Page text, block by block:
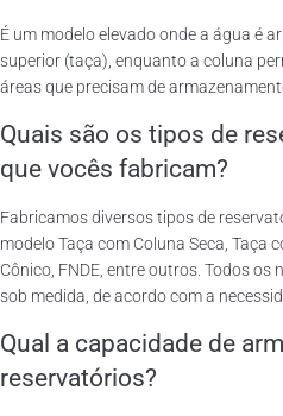
É um modelo elevado onde a água é
superior (taça), enquanto a coluna
áreas que precisam de
Quais são os tipos de
que vocês fabricam?
Fabricamos diversos tipos de
modelo Taça com Coluna Seca, Taça
Cônico, FNDE, entre outros. Todos
sob medida, de acordo com a
Qual a capacidade de
reservatórios?